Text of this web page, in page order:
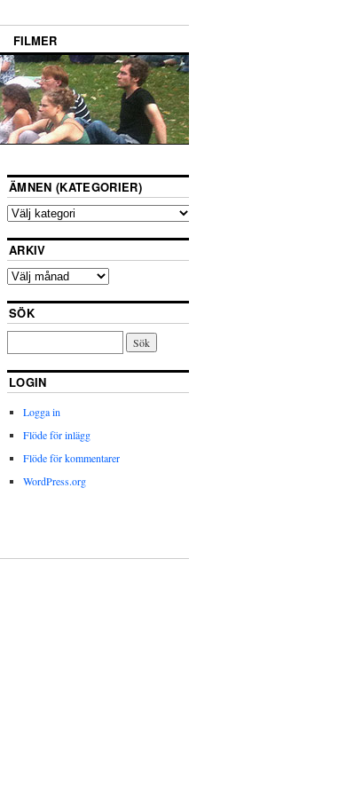
FILMER
ÄMNEN (KATEGORIER)
ARKIV
SÖK
LOGIN
Logga in
Flöde för inlägg
Flöde för kommentarer
WordPress.org